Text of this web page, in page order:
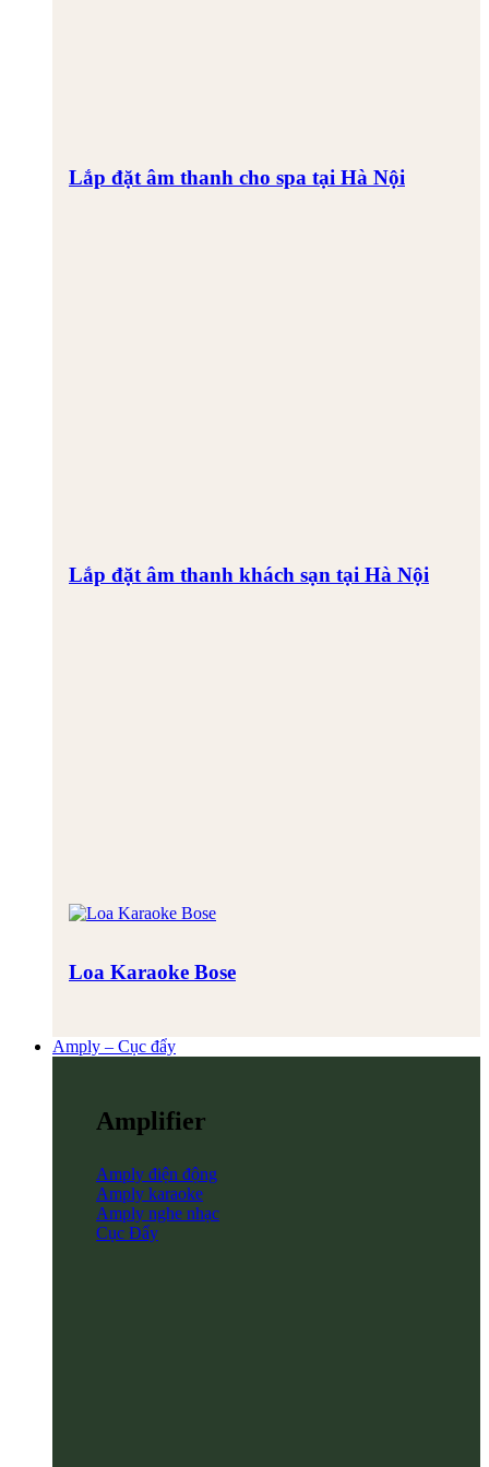
Lắp đặt âm thanh cho spa tại Hà Nội
Lắp đặt âm thanh khách sạn tại Hà Nội
Loa Karaoke Bose
Amply – Cục đẩy
Amplifier
Amply điện động
Amply karaoke
Amply nghe nhạc
Cục Đẩy